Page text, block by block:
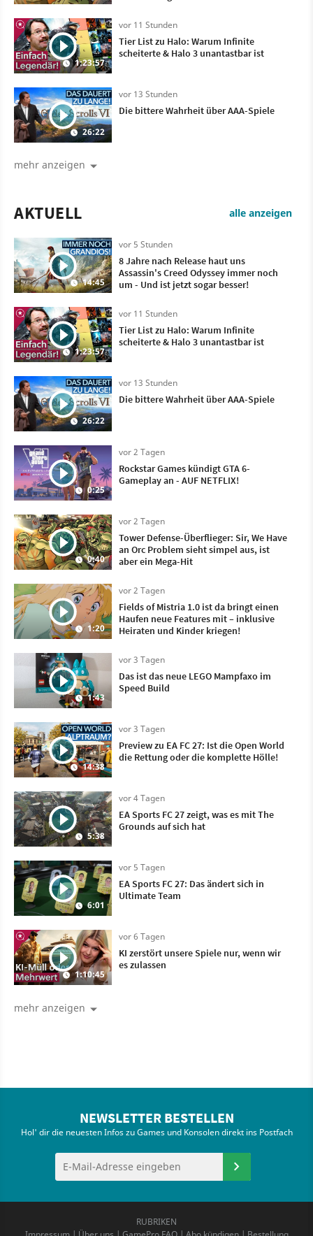
1:23:57
vor 11 Stunden
Tier List zu Halo: Warum Infinite
scheiterte & Halo 3 unantastbar ist
26:22
vor 13 Stunden
Die bittere Wahrheit über AAA-Spiele
mehr anzeigen
AKTUELL alle anzeigen
14:45
vor 5 Stunden
8 Jahre nach Release haut uns
Assassin's Creed Odyssey immer noch
um - Und ist jetzt sogar besser!
1:23:57
vor 11 Stunden
Tier List zu Halo: Warum Infinite
scheiterte & Halo 3 unantastbar ist
26:22
vor 13 Stunden
Die bittere Wahrheit über AAA-Spiele
0:25
vor 2 Tagen
Rockstar Games kündigt GTA 6-
Gameplay an - AUF NETFLIX!
0:40
vor 2 Tagen
Tower Defense-Überflieger: Sir, We Have
an Orc Problem sieht simpel aus, ist
aber ein Mega-Hit
1:20
vor 2 Tagen
Fields of Mistria 1.0 ist da bringt einen
Haufen neue Features mit – inklusive
Heiraten und Kinder kriegen!
1:43
vor 3 Tagen
Das ist das neue LEGO Mampfaxo im
Speed Build
14:38
vor 3 Tagen
Preview zu EA FC 27: Ist die Open World
die Rettung oder die komplette Hölle!
5:38
vor 4 Tagen
EA Sports FC 27 zeigt, was es mit The
Grounds auf sich hat
6:01
vor 5 Tagen
EA Sports FC 27: Das ändert sich in
Ultimate Team
1:10:45
vor 6 Tagen
KI zerstört unsere Spiele nur, wenn wir
es zulassen
mehr anzeigen
NEWSLETTER BESTELLEN
Hol' dir die neuesten Infos zu Games und Konsolen direkt ins Postfach
RUBRIKEN